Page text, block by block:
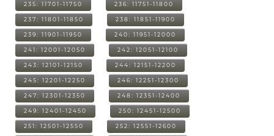
235: 11701-11750 236: 11751-11800
237: 11801-11850 238: 11851-11900
239: 11901-11950 240: 11951-12000
241: 12001-12050 242: 12051-12100
243: 12101-12150 244: 12151-12200
245: 12201-12250 246: 12251-12300
247: 12301-12350 248: 12351-12400
249: 12401-12450 250: 12451-12500
251: 12501-12550 252: 12551-12600